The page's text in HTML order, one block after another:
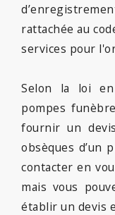
rattachée au
services pour
Selon la loi
pompes
fournir un
obsèques d’un
contacter en
mais vous
établir un devis